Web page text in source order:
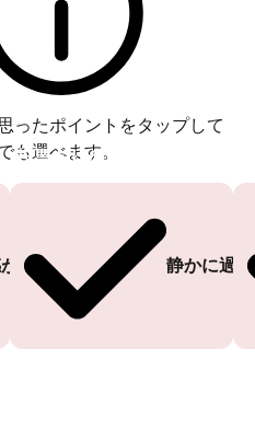
ったポイントをタップして
も選べます。
ある 静かに過
投票ありがとうございます